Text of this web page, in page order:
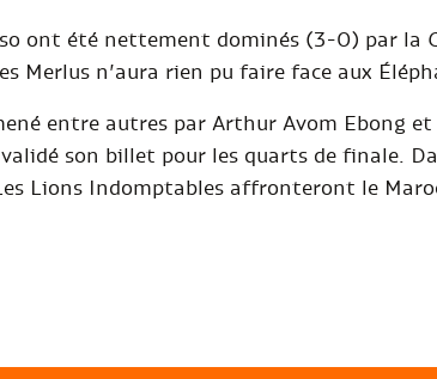
ont été nettement dominés (3-0) par la
Merlus n’aura rien pu faire face aux
entre autres par Arthur Avom Ebong
validé son billet pour les quarts de finale.
Lions Indomptables affronteront le